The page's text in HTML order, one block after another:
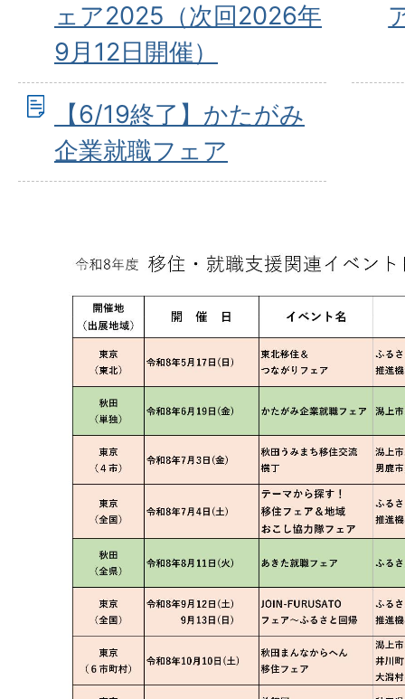
ェア2025（次回2026年
9月12日開催）
【6/19終了】かたがみ
企業就職フェア